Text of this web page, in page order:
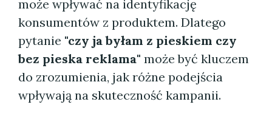
może wpływać na identyfikację
konsumentów z produktem. Dlatego
pytanie "czy ja byłam z pieskiem czy
bez pieska reklama" może być kluczem
do zrozumienia, jak różne podejścia
wpływają na skuteczność kampanii.